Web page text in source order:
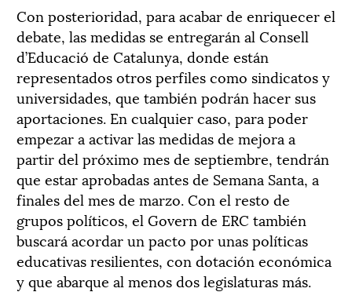
Con posterioridad, para acabar de enriquecer el
debate, las medidas se entregarán al Consell
d’Educació de Catalunya, donde están
representados otros perfiles como sindicatos y
universidades, que también podrán hacer sus
aportaciones. En cualquier caso, para poder
empezar a activar las medidas de mejora a
partir del próximo mes de septiembre, tendrán
que estar aprobadas antes de Semana Santa, a
finales del mes de marzo. Con el resto de
grupos políticos, el Govern de ERC también
buscará acordar un pacto por unas políticas
educativas resilientes, con dotación económica
y que abarque al menos dos legislaturas más.